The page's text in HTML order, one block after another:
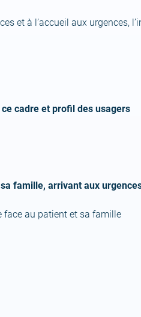
et à l’accueil aux urgences,
ce cadre et profil des usagers
famille, arrivant aux
face au patient et sa famille